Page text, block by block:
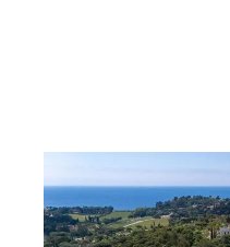
LA CROIX VALMER 83
300 m
, 7 pièces
Ref : 5378